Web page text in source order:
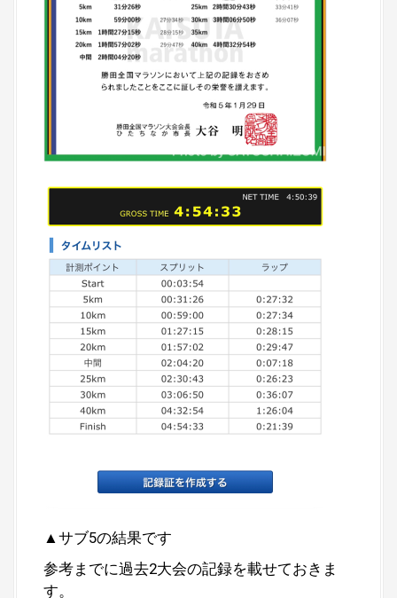
▲サブ5の結果です
参考までに過去2大会の記録を載せておきま
す。